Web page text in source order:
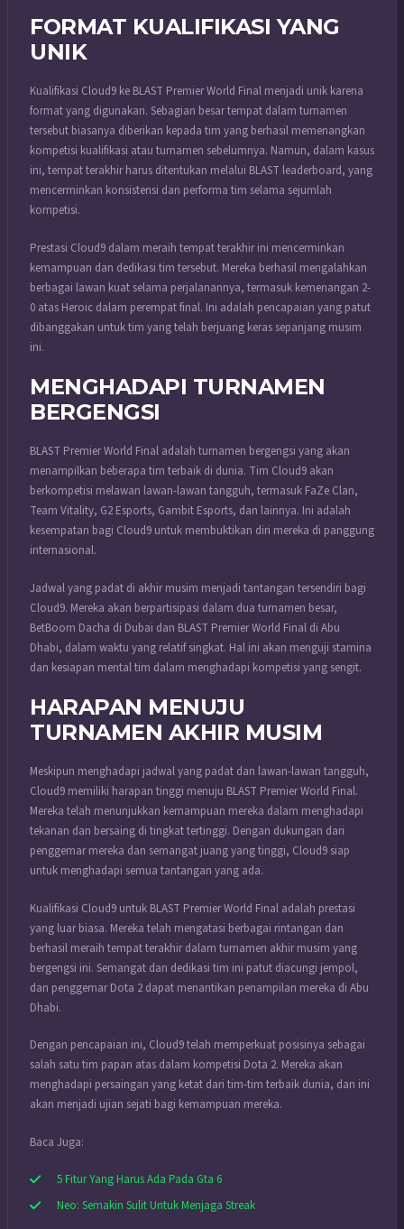
FORMAT KUALIFIKASI YANG
UNIK
Kualifikasi Cloud9 ke BLAST Premier World Final menjadi unik karena
format yang digunakan. Sebagian besar tempat dalam turnamen
tersebut biasanya diberikan kepada tim yang berhasil memenangkan
kompetisi kualifikasi atau turnamen sebelumnya. Namun, dalam kasus
ini, tempat terakhir harus ditentukan melalui BLAST leaderboard, yang
mencerminkan konsistensi dan performa tim selama sejumlah
kompetisi.
Prestasi Cloud9 dalam meraih tempat terakhir ini mencerminkan
kemampuan dan dedikasi tim tersebut. Mereka berhasil mengalahkan
berbagai lawan kuat selama perjalanannya, termasuk kemenangan 2-
0 atas Heroic dalam perempat final. Ini adalah pencapaian yang patut
dibanggakan untuk tim yang telah berjuang keras sepanjang musim
ini.
MENGHADAPI TURNAMEN
BERGENGSI
BLAST Premier World Final adalah turnamen bergengsi yang akan
menampilkan beberapa tim terbaik di dunia. Tim Cloud9 akan
berkompetisi melawan lawan-lawan tangguh, termasuk FaZe Clan,
Team Vitality, G2 Esports, Gambit Esports, dan lainnya. Ini adalah
kesempatan bagi Cloud9 untuk membuktikan diri mereka di panggung
internasional.
Jadwal yang padat di akhir musim menjadi tantangan tersendiri bagi
Cloud9. Mereka akan berpartisipasi dalam dua turnamen besar,
BetBoom Dacha di Dubai dan BLAST Premier World Final di Abu
Dhabi, dalam waktu yang relatif singkat. Hal ini akan menguji stamina
dan kesiapan mental tim dalam menghadapi kompetisi yang sengit.
HARAPAN MENUJU
TURNAMEN AKHIR MUSIM
Meskipun menghadapi jadwal yang padat dan lawan-lawan tangguh,
Cloud9 memiliki harapan tinggi menuju BLAST Premier World Final.
Mereka telah menunjukkan kemampuan mereka dalam menghadapi
tekanan dan bersaing di tingkat tertinggi. Dengan dukungan dari
penggemar mereka dan semangat juang yang tinggi, Cloud9 siap
untuk menghadapi semua tantangan yang ada.
Kualifikasi Cloud9 untuk BLAST Premier World Final adalah prestasi
yang luar biasa. Mereka telah mengatasi berbagai rintangan dan
berhasil meraih tempat terakhir dalam turnamen akhir musim yang
bergengsi ini. Semangat dan dedikasi tim ini patut diacungi jempol,
dan penggemar Dota 2 dapat menantikan penampilan mereka di Abu
Dhabi.
Dengan pencapaian ini, Cloud9 telah memperkuat posisinya sebagai
salah satu tim papan atas dalam kompetisi Dota 2. Mereka akan
menghadapi persaingan yang ketat dari tim-tim terbaik dunia, dan ini
akan menjadi ujian sejati bagi kemampuan mereka.
Baca Juga:
5 Fitur Yang Harus Ada Pada Gta 6
Neo: Semakin Sulit Untuk Menjaga Streak